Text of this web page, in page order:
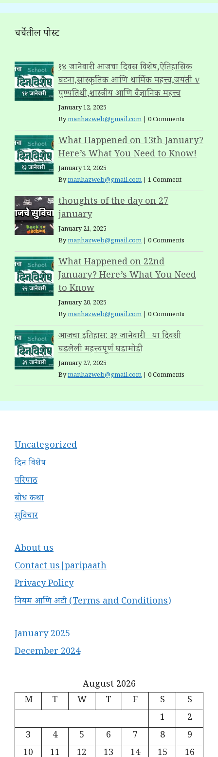
चर्चेतील पोस्ट
१४ जानेवारी: आजचा दिवस विशेष,ऐतिहासिक
घटना,सांस्कृतिक आणि धार्मिक महत्त्व,जयंती v
पुण्यतिथी,शास्त्रीय आणि वैज्ञानिक महत्त्व
January 12, 2025
Bymanhazweb@gmail.com 0 Comments
What Happened on 13th January?
Here’s What You Need to Know!
January 12, 2025
Bymanhazweb@gmail.com 1 Comment
thoughts of the day on 27
january
January 21, 2025
Bymanhazweb@gmail.com 0 Comments
What Happened on 22nd
January? Here’s What You Need
to Know
January 20, 2025
Bymanhazweb@gmail.com 0 Comments
आजचा इतिहास: ३१ जानेवारी – या दिवशी
घडलेली महत्त्वपूर्ण घडामोडी
January 27, 2025
Bymanhazweb@gmail.com 0 Comments
Uncategorized
दिन विशेष
परिपाठ
बोध कथा
सुविचार
About us
Contact us|paripaath
Privacy Policy
नियम आणि अटी (Terms and Conditions)
January 2025
December 2024
August 2026
M
T W T F S
S
1
2
3
4 5 6 7 8
9
10
11 12 13 14 15 16